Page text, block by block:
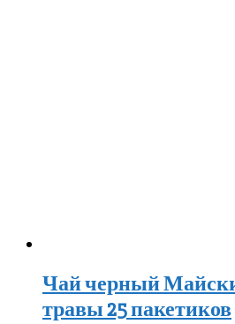
Чай черный
травы 25 пакетиков